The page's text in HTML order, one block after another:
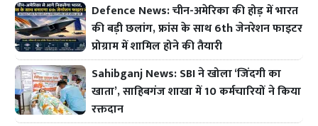
Defence News: चीन-अमेरिका की होड़ में भारत
की बड़ी छलांग, फ्रांस के साथ 6th जेनरेशन फाइटर
प्रोग्राम में शामिल होने की तैयारी
Sahibganj News: SBI ने खोला ‘जिंदगी का
खाता’, साहिबगंज शाखा में 10 कर्मचारियों ने किया
रक्तदान